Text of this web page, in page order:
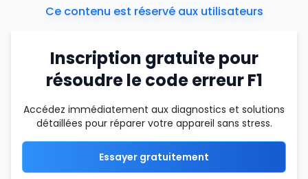
Ce contenu est réservé aux utilisateurs
Inscription gratuite pour
résoudre le code erreur F1
Accédez immédiatement aux diagnostics et solutions
détaillées pour réparer votre appareil sans stress.
Essayer gratuitement